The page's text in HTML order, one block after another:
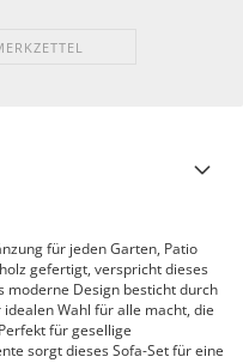
für jeden Garten, Patio
gefertigt, verspricht dieses
moderne Design besticht durch
Wahl für alle macht, die
für gesellige
sorgt dieses Sofa-Set für eine